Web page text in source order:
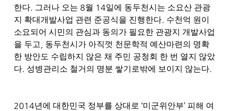
한다. 그러나 오는 8월 14일에 동두천시는 소요산 관광
지 확대개발사업 관련 준공식을 진행한다. 수천억 원이
소요되어 시민의 관심과 동의가 필요한 관광지 개발사업
을 두고
동두천시가 아직껏 천문학적 예산마련의 명확
한 방안도 수립하지 않은 채 주민 공청회 한 번 열지 않았
다. 성병관리소 철거의 명분 쌓기로밖에 보이지 않는다.
2014년에 대한민국 정부를 상대로 ‘미군위안부’ 피해 여